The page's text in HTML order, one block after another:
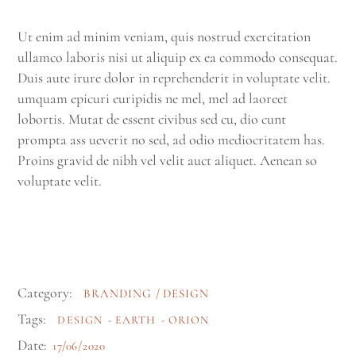
Ut enim ad minim veniam, quis nostrud exercitation
ullamco laboris nisi ut aliquip ex ea commodo consequat.
Duis aute irure dolor in reprehenderit in voluptate velit.
umquam epicuri euripidis ne mel, mel ad laoreet
lobortis. Mutat de essent civibus sed cu, dio cunt
prompta ass ueverit no sed, ad odio mediocritatem has.
Proins gravid de nibh vel velit auct aliquet. Aenean so
voluptate velit.
Category: BRANDING DESIGN
Tags: DESIGN EARTH ORION
Date: 17/06/2020